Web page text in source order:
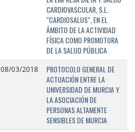
CARDIOVASCULAR, S.L.
"CARDIOSALUS", EN EL
ÁMBITO DE LA ACTIVIDAD
FÍSICA COMO PROMOTORA
DE LA SALUD PÚBLICA
08/03/2018
PROTOCOLO GENERAL DE
ACTUACIÓN ENTRE LA
UNIVERSIDAD DE MURCIA Y
LA ASOCIACIÓN DE
PERSONAS ALTAMENTE
SENSIBLES DE MURCIA